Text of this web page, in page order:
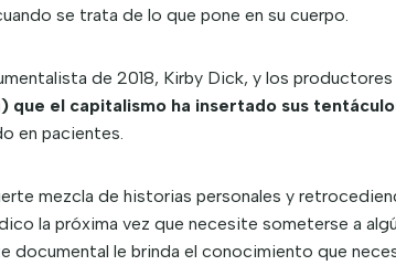
se trata de lo que pone en su cuerpo.
de 2018, Kirby Dick, y los
que el capitalismo ha insertado sus
en pacientes.
mezcla de historias personales y
la próxima vez que necesite someterse a
documental le brinda el conocimiento que